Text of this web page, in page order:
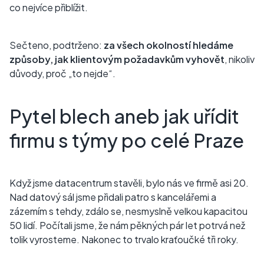
co nejvíce přiblížit.
Sečteno, podtrženo: za všech okolností hledáme
způsoby, jak klientovým požadavkům vyhovět, nikoliv
důvody, proč „to nejde“.
Pytel blech aneb jak uřídit
firmu s týmy po celé Praze
Když jsme datacentrum stavěli, bylo nás ve firmě asi 20.
Nad datový sál jsme přidali patro s kancelářemi a
zázemím s tehdy, zdálo se, nesmyslně velkou kapacitou
50 lidí. Počítali jsme, že nám pěkných pár let potrvá než
tolik vyrosteme. Nakonec to trvalo kraťoučké tři roky.